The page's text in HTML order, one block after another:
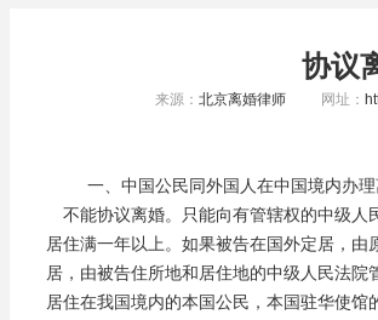
协议
来源： 北京离婚律师 网址：
一、中国公民同外国人在中国境内办理
不能协议离婚。只能向有管辖权的中级人
居住满一年以上。如果被告在国外定居，
居，由被告住所地和居住地的中级人民法
居住在我国境内的本国公民，本国驻华使